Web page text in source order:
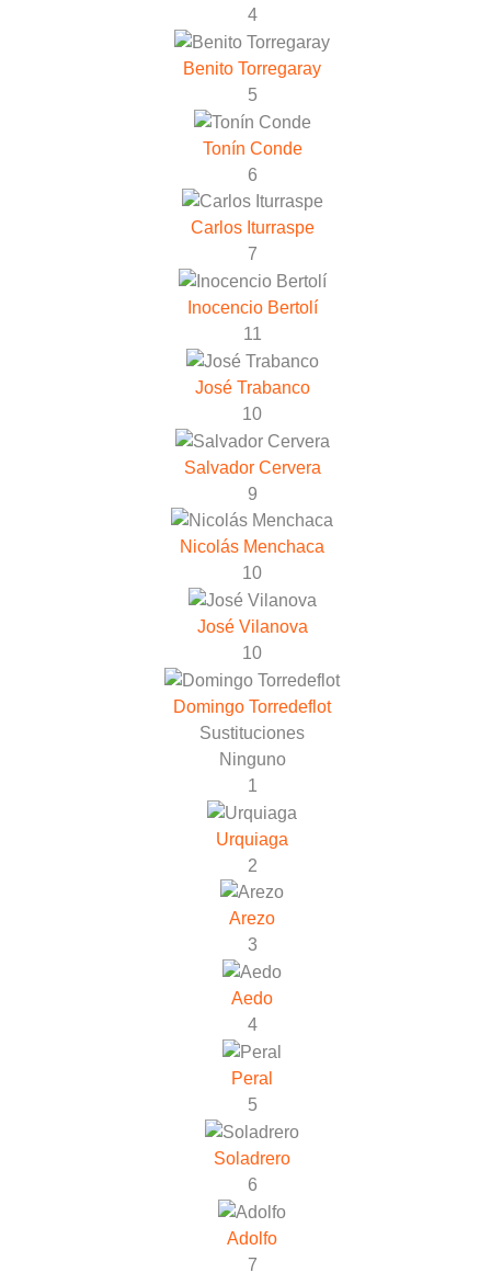
4
Benito Torregaray
5
Tonín Conde
6
Carlos Iturraspe
7
Inocencio Bertolí
11
José Trabanco
10
Salvador Cervera
9
Nicolás Menchaca
10
José Vilanova
10
Domingo Torredeflot
Sustituciones
Ninguno
1
Urquiaga
2
Arezo
3
Aedo
4
Peral
5
Soladrero
6
Adolfo
7